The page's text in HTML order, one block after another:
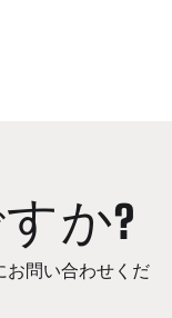
か?
お問い合わせくだ